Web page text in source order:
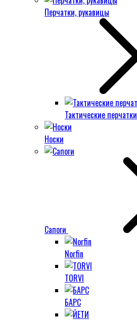
Перчатки, рукавицы
Тактические перчатки
Носки
Сапоги
Norfin
TORVI
БАРС